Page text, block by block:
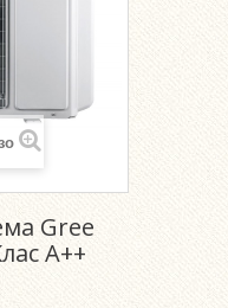
Gree
А++